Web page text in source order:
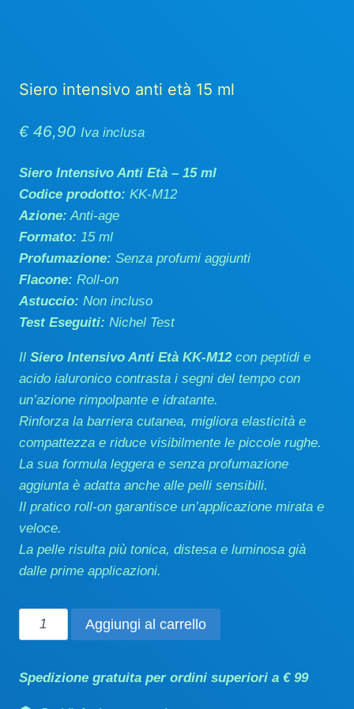
Siero intensivo anti età 15 ml
€46,90 Iva inclusa
Siero Intensivo Anti Età – 15 ml
Codice prodotto: KK-M12
Azione: Anti-age
Formato: 15 ml
Profumazione: Senza profumi aggiunti
Flacone: Roll-on
Astuccio: Non incluso
Test Eseguiti: Nichel Test
Il Siero Intensivo Anti Età KK-M12con peptidi e
acido ialuronico contrasta i segni del tempo con
un’azione rimpolpante e idratante.
Rinforza la barriera cutanea, migliora elasticità e
compattezza e riduce visibilmente le piccole rughe.
La sua formula leggera e senza profumazione
aggiunta è adatta anche alle pelli sensibili.
Il pratico roll-on garantisce un’applicazione mirata e
veloce.
La pelle risulta più tonica, distesa e luminosa già
dalle prime applicazioni.
Siero
intensivo
età
15
Aggiungi al carrello
Spedizione gratuita per ordini superiori a € 99